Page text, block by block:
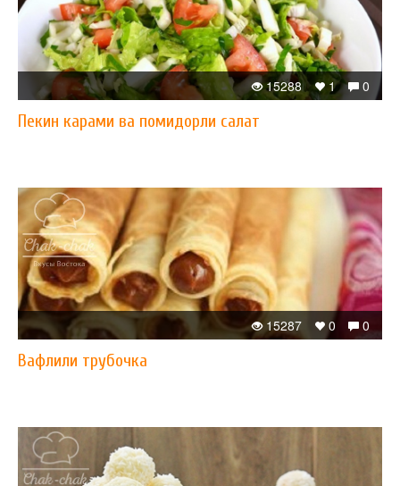
0
1
15288
Пекин карами ва помидорли салат
0
0
15287
Вафлили трубочка